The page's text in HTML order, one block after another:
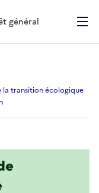
- Retour à la
général
de
la transition écologique